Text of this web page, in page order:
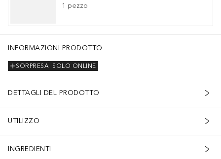
1 pezzo
INFORMAZIONI PRODOTTO
SOLO ONLINE
SORPRESA
DETTAGLI DEL PRODOTTO
UTILIZZO
INGREDIENTI